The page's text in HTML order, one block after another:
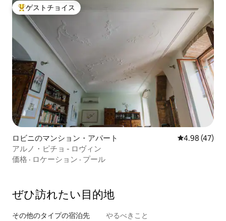
大好評のゲストチョイスです。
ゲストチョイス
ロビニのマンション・アパート レビュー47
4.98 (47)
アルノ・ピチョ - ロヴィン
価格 · ロケーション · プール
ぜひ訪⁠れ⁠た⁠い目⁠的⁠地
その他のタ⁠イ⁠プ⁠の宿⁠泊⁠先 やるべきこと